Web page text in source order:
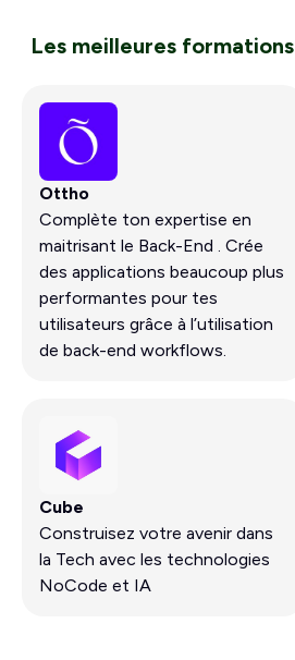
Les meilleures formations
Ottho
Complète ton expertise en
maitrisant le Back-End . Crée
des applications beaucoup plus
performantes pour tes
utilisateurs grâce à l’utilisation
de back-end workflows.
Cube
Construisez votre avenir dans
la Tech avec les technologies
NoCode et IA